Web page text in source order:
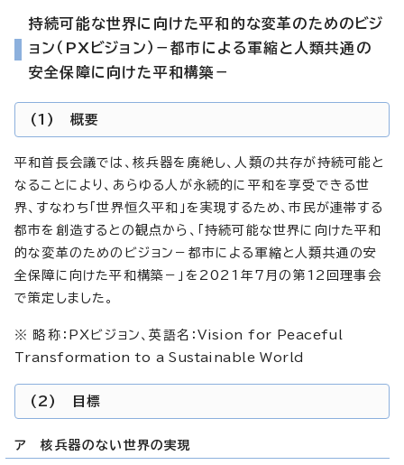
持続可能な世界に向けた平和的な変革のためのビジ
ョン（PXビジョン）－都市による軍縮と人類共通の
安全保障に向けた平和構築－
(1) 概要
平和首長会議では、核兵器を廃絶し、人類の共存が持続可能と
なることにより、あらゆる人が永続的に平和を享受できる世
界、すなわち「世界恒久平和」を実現するため、市民が連帯する
都市を創造するとの観点から、「持続可能な世界に向けた平和
的な変革のためのビジョン－都市による軍縮と人類共通の安
全保障に向けた平和構築－」を2021年7月の第12回理事会
で策定しました。
※ 略称：PXビジョン、英語名：Vision for Peaceful
Transformation to a Sustainable World
(2) 目標
ア 核兵器のない世界の実現